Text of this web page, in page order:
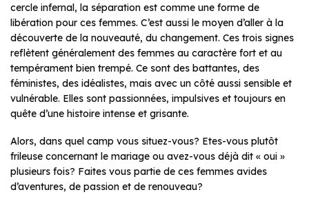
cercle infernal, la séparation est comme une forme de
libération pour ces femmes. C’est aussi le moyen d’aller à la
découverte de la nouveauté, du changement. Ces trois signes
reflètent généralement des femmes au caractère fort et au
tempérament bien trempé. Ce sont des battantes, des
féministes, des idéalistes, mais avec un côté aussi sensible et
vulnérable. Elles sont passionnées, impulsives et toujours en
quête d’une histoire intense et grisante.
Alors, dans quel camp vous situez-vous? Etes-vous plutôt
frileuse concernant le mariage ou avez-vous déjà dit « oui »
plusieurs fois? Faites vous partie de ces femmes avides
d’aventures, de passion et de renouveau?